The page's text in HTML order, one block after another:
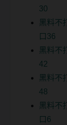
30
黑料不
口36
黑料不
42
黑料不
48
黑料不
口6